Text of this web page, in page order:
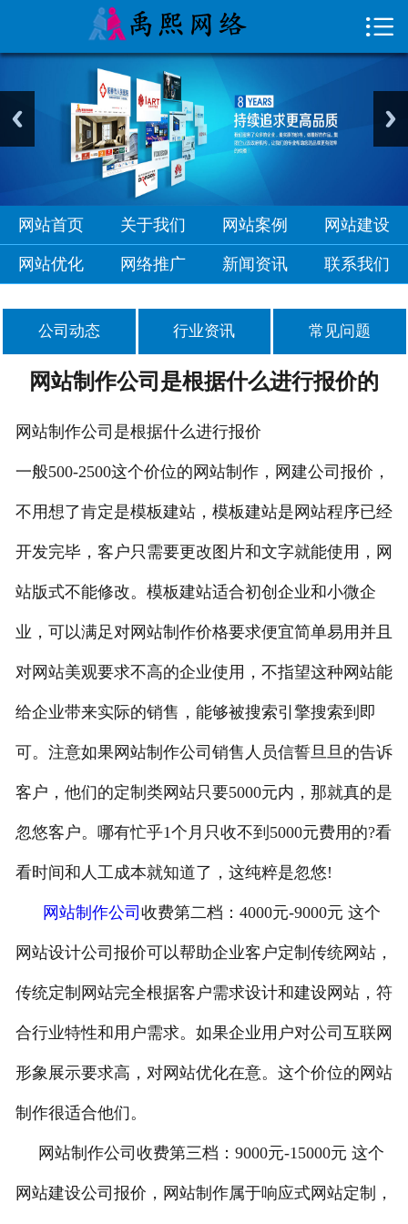
网站案例
网站优化
网络推广

网站首页 关于我们 网站案例 网站建设
网站优化 网络推广 新闻资讯 联系我们
公司动态 行业资讯 常见问题
网站制作公司是根据什么进行报价的
网站制作公司是根据什么进行报价
一般500-2500这个价位的网站制作，网建公司报价，
不用想了肯定是模板建站，模板建站是网站程序已经
开发完毕，客户只需要更改图片和文字就能使用，网
站版式不能修改。模板建站适合初创企业和小微企
业，可以满足对网站制作价格要求便宜简单易用并且
对网站美观要求不高的企业使用，不指望这种网站能
给企业带来实际的销售，能够被搜索引擎搜索到即
可。注意如果网站制作公司销售人员信誓旦旦的告诉
客户，他们的定制类网站只要5000元内，那就真的是
忽悠客户。哪有忙乎1个月只收不到5000元费用的?看
看时间和人工成本就知道了，这纯粹是忽悠!
网站制作公司 收费第二档：4000元-9000元 这个
网站设计公司报价可以帮助企业客户定制传统网站，
传统定制网站完全根据客户需求设计和建设网站，符
合行业特性和用户需求。如果企业用户对公司互联网
形象展示要求高，对网站优化在意。这个价位的网站
制作很适合他们。
网站制作公司收费第三档：9000元-15000元 这个
网站建设公司报价，网站制作属于响应式网站定制，